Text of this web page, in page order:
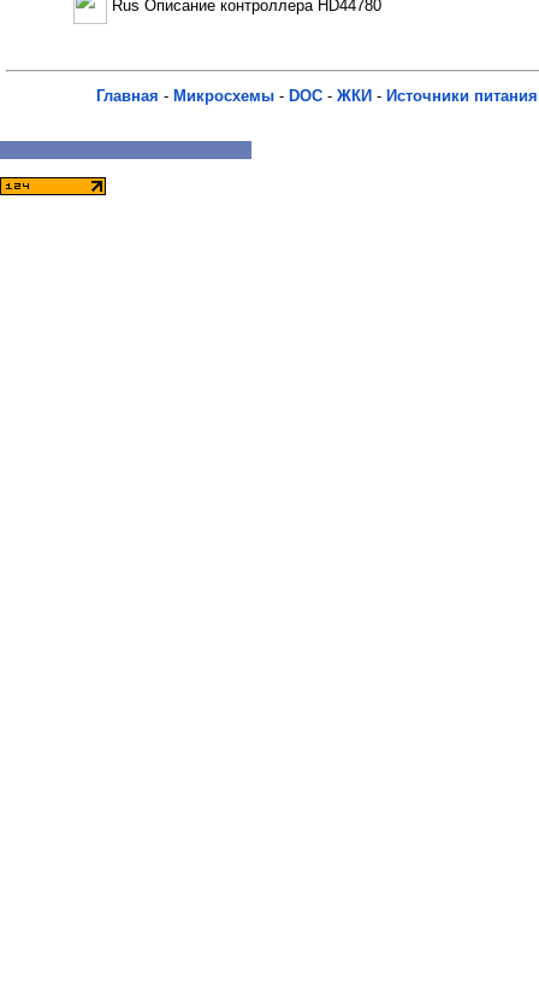
Rus Описание контроллера HD44780
Главная - Микросхемы - DOC - ЖКИ - Источники питания